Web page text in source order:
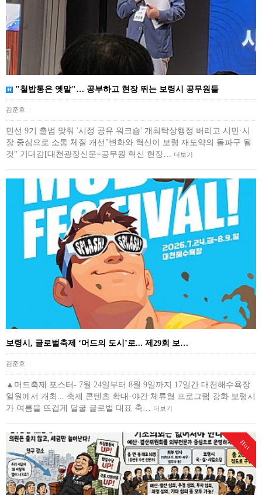
"철밥통은 옛말"… 공부하고 현장 뛰는 보령시 공무원들
김준호
민선 9기 출범 맞춰 '시정 공유 워크숍' 개최탁상행정 버리고 시민·시
장 중심으로 소통 체질 개선"변화와 혁신이 보령 재도약의 돌파구 될
것" 기대감[대천광장신문=공무원 혁신 현장…
더보기
보령시, 글로벌축제 ‘머드의 도시’로... 제29회 보…
김준호
▲머드축제 포스터- 7월 24일부터 8월 9일까지 17일간 대천해수욕장
일원에서 개최... 축제 콘텐츠 확대·야간 체류형 프로그램 강화 보령시
가 여름을 뜨겁게 달굴 글로벌 대표 축…
더보기
Hot